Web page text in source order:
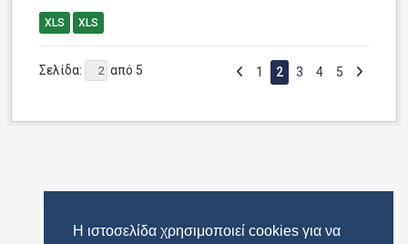
Η ιστοσελίδα χρησιμοποιεί cookies για να
XLS XLS
Σελίδα: από 5 1 2 3 4 5